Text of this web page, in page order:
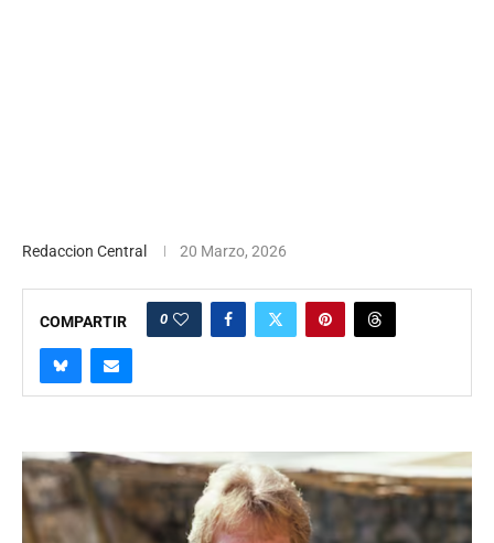
Redaccion Central 20 Marzo, 2026
COMPARTIR 0